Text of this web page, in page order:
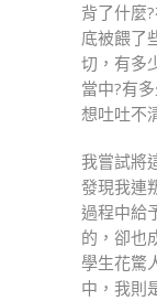
背了什麼
底被餵了
切，有多
當中?有
想吐吐不
我嘗試將
發現我連
過程中給
的，卻也
學生花驚
中，我則